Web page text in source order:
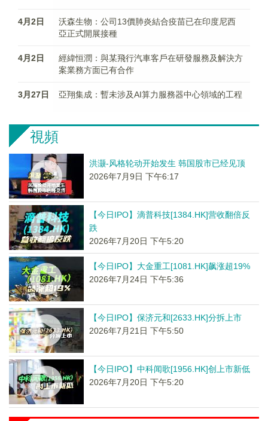
4月2日
沃森生物：公司13價肺炎結合疫苗已在印度尼西
亞正式開展接種
4月2日
經緯恒潤：與某飛行汽車客戶在研發服務及解決方
案業務方面已有合作
3月27日 亞翔集成：暫未涉及AI算力服務器中心領域的工程
視頻
洪灏-风格轮动开始发生 韩国股市已经见顶
2026年7月9日 下午6:17
【今日IPO】滴普科技[1384.HK]营收翻倍反
跌
2026年7月20日 下午5:20
【今日IPO】大金重工[1081.HK]飙涨超19%
2026年7月24日 下午5:36
【今日IPO】保济元和[2633.HK]分拆上市
2026年7月21日 下午5:50
【今日IPO】中科闻歌[1956.HK]创上市新低
2026年7月20日 下午5:20